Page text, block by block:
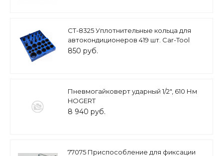
CT-8325 Уплотнительные кольца для
автокондиционеров 419 шт. Car-Tool
850 руб.
Пневмогайковерт ударный 1/2", 610 Нм
HOGERT
8 940 руб.
77075 Приспособление для фиксации